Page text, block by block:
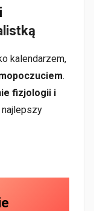
kalendarzem,
.
fizjologii i